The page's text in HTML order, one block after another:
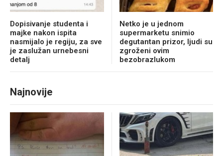
Dopisivanje studenta i
majke nakon ispita
nasmijalo je regiju, za sve
je zaslužan urnebesni
detalj
Netko je u jednom
supermarketu snimio
degutantan prizor, ljudi su
zgroženi ovim
bezobrazlukom
Najnovije